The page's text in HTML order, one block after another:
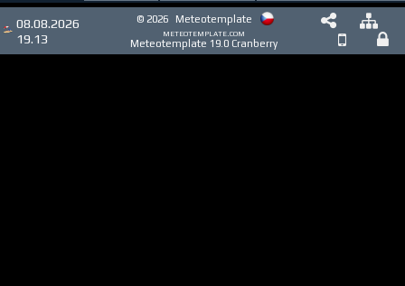
08.08.2026
19.13
© 2026
Meteotemplate
meteotemplate.com
Meteotemplate 19.0 Cranberry